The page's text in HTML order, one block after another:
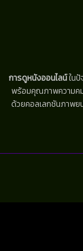
การดูหนังออนไลน์ในปั
พร้อมคุณภาพความคม
ด้วยคอลเลกชันภาพย